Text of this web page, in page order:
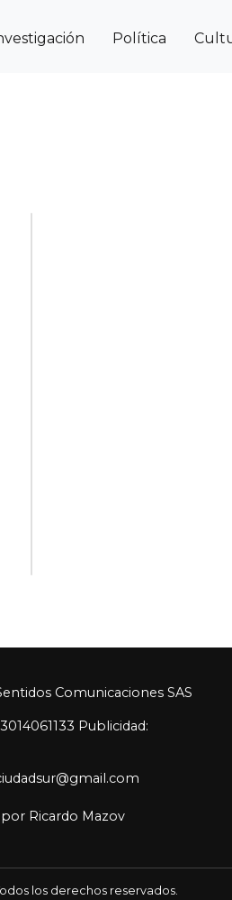
Política
Comunicaciones SAS
Publicidad:
por Ricardo Mazov
los derechos reservados.